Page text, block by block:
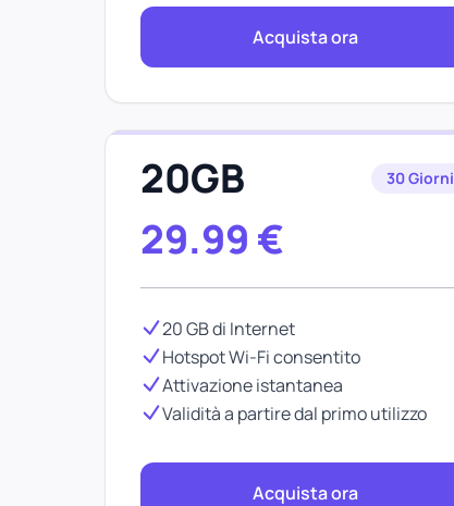
Acquista ora
20GB 30 Giorni
29.99 €
20 GB di Internet
Hotspot Wi-Fi consentito
Attivazione istantanea
Validità a partire dal primo utilizzo
Acquista ora